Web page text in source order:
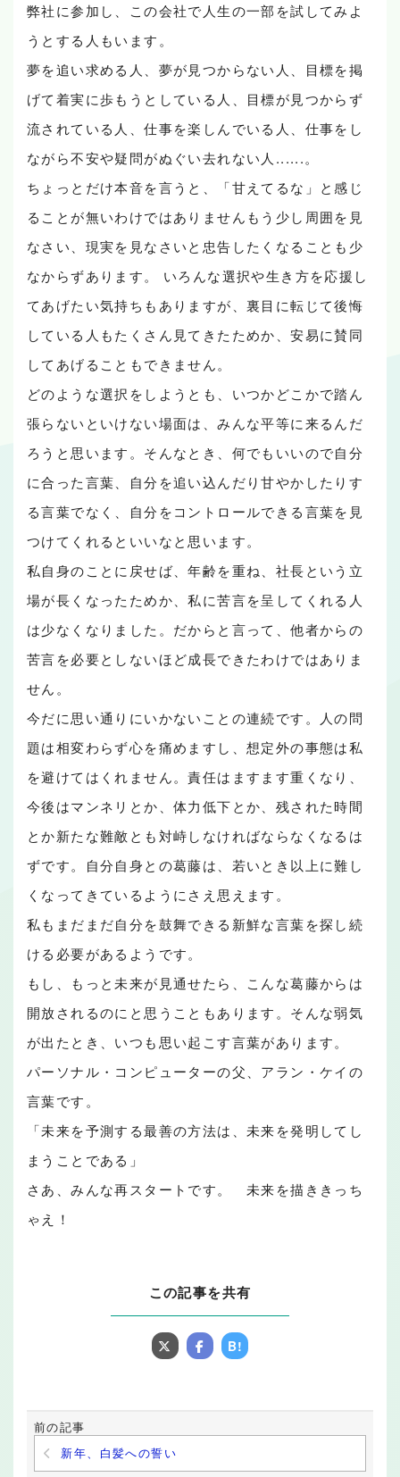
弊社に参加し、この会社で人生の一部を試してみよ
うとする人もいます。
夢を追い求める人、夢が見つからない人、目標を掲
げて着実に歩もうとしている人、目標が見つからず
流されている人、仕事を楽しんでいる人、仕事をし
ながら不安や疑問がぬぐい去れない人......。
ちょっとだけ本音を言うと、「甘えてるな」と感じ
ることが無いわけではありませんもう少し周囲を見
なさい、現実を見なさいと忠告したくなることも少
なからずあります。 いろんな選択や生き方を応援し
てあげたい気持ちもありますが、裏目に転じて後悔
している人もたくさん見てきたためか、安易に賛同
してあげることもできません。
どのような選択をしようとも、いつかどこかで踏ん
張らないといけない場面は、みんな平等に来るんだ
ろうと思います。そんなとき、何でもいいので自分
に合った言葉、自分を追い込んだり甘やかしたりす
る言葉でなく、自分をコントロールできる言葉を見
つけてくれるといいなと思います。
私自身のことに戻せば、年齢を重ね、社長という立
場が長くなったためか、私に苦言を呈してくれる人
は少なくなりました。だからと言って、他者からの
苦言を必要としないほど成長できたわけではありま
せん。
今だに思い通りにいかないことの連続です。人の問
題は相変わらず心を痛めますし、想定外の事態は私
を避けてはくれません。責任はますます重くなり、
今後はマンネリとか、体力低下とか、残された時間
とか新たな難敵とも対峙しなければならなくなるは
ずです。自分自身との葛藤は、若いとき以上に難し
くなってきているようにさえ思えます。
私もまだまだ自分を鼓舞できる新鮮な言葉を探し続
ける必要があるようです。
もし、もっと未来が見通せたら、こんな葛藤からは
開放されるのにと思うこともあります。そんな弱気
が出たとき、いつも思い起こす言葉があります。
パーソナル・コンピューターの父、アラン・ケイの
言葉です。
「未来を予測する最善の方法は、未来を発明してし
まうことである」
さあ、みんな再スタートです。 未来を描ききっち
ゃえ！
この記事を共有
B!
前の記事
新年、白髪への誓い